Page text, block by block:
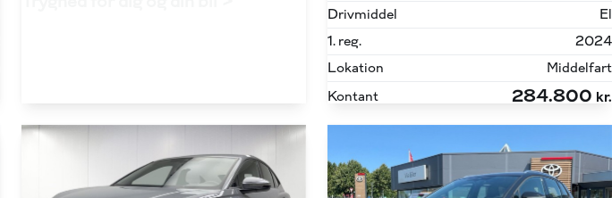
Drivmiddel
El
1. reg.
2024
Lokation
Middelfart
Kontant
284.800 kr.